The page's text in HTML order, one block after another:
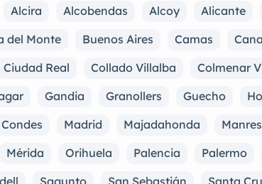
Alcira Alcobendas Alcoy Alicante
del Monte Buenos Aires Camas
Ciudad Real Collado Villalba Colmenar
Gandia Granollers Guecho
Madrid Majadahonda
Mérida Orihuela Palencia Palermo
Sagunto San Sebastián Santa